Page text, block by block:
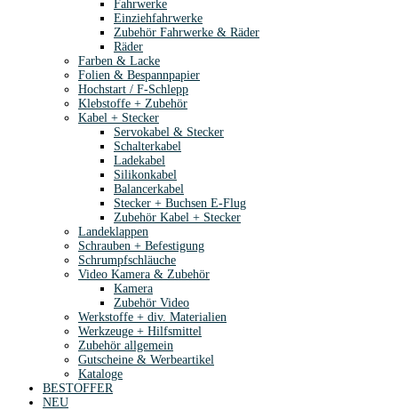
Fahrwerke
Einziehfahrwerke
Zubehör Fahrwerke & Räder
Räder
Farben & Lacke
Folien & Bespannpapier
Hochstart / F-Schlepp
Klebstoffe + Zubehör
Kabel + Stecker
Servokabel & Stecker
Schalterkabel
Ladekabel
Silikonkabel
Balancerkabel
Stecker + Buchsen E-Flug
Zubehör Kabel + Stecker
Landeklappen
Schrauben + Befestigung
Schrumpfschläuche
Video Kamera & Zubehör
Kamera
Zubehör Video
Werkstoffe + div. Materialien
Werkzeuge + Hilfsmittel
Zubehör allgemein
Gutscheine & Werbeartikel
Kataloge
BESTOFFER
NEU